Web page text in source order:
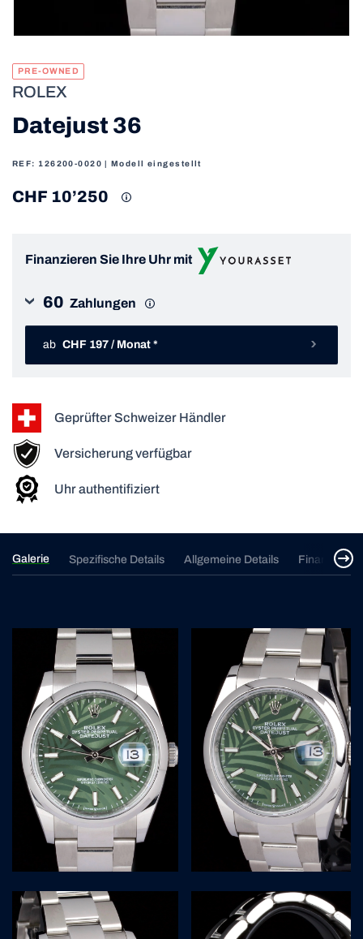
ROLEX
PRE-OWNED
Datejust 36
REF: 126200-0020 | Modell eingestellt
CHF 10’250
Finanzieren Sie Ihre Uhr mit
60 Zahlungen
ab CHF 197 / Monat *
Geprüfter Schweizer Händler
Versicherung verfügbar
Uhr authentifiziert
Galerie Spezifische Details Allgemeine Details